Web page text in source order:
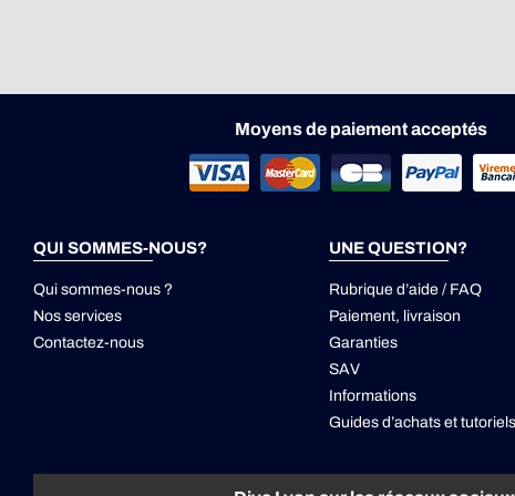
Moyens de paiement acceptés
QUI SOMMES-NOUS?
Qui sommes-nous ?
Nos services
Contactez-nous
UNE QUESTION?
Rubrique d’aide / FAQ
Paiement, livraison
Garanties
SAV
Informations
Guides d’achats et tutoriels